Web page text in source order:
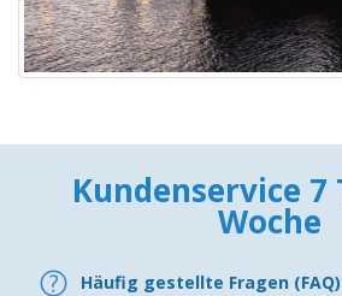
Kundenservice 7
Woche
Häufig gestellte Fragen (FAQ)